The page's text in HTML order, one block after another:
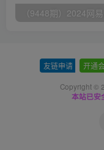
友链申请 开通
Copyright ©
本站已安